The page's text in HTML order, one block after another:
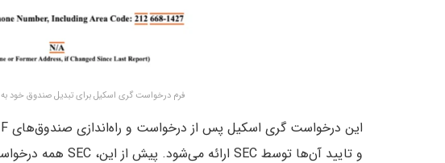
فرم درخواست گری اسکیل برای تبدیل صندوق خود به ETF – منبع: SEC